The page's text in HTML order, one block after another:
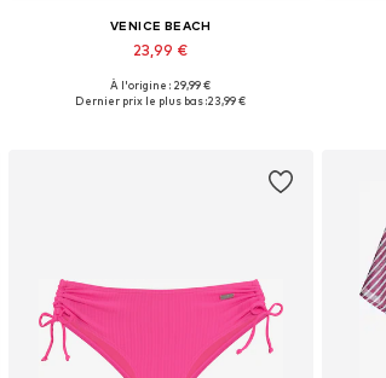
VENICE BEACH
23,99 €
Tailles disponibles: XS, S, M, L, XL, XXL
À l'origine : 29,99 €
Dernier prix le plus bas :23,99 €